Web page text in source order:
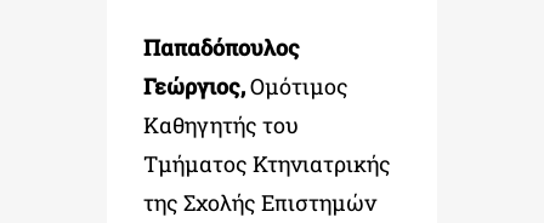
Παπαδόπουλος
Γεώργιος,Ομότιμος
Καθηγητής του
Τμήματος Κτηνιατρικής
της Σχολής Επιστημών